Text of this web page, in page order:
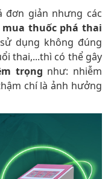
đơn giản nhưng các
thuốc phá thai
dụng không đúng
thai,...thì có thể gây
trọng như: nhiễm
chí là ảnh hưởng